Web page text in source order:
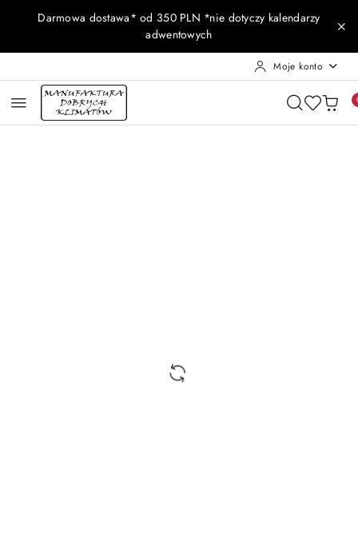
Przejdź do treści głównej
Przejdź do wyszukiwarki
Przejdź do moje konto
Przejdź do menu głównego
Przejdź do opisu produktu
Przejdź do stopki
Darmowa dostawa* od 350 PLN *nie dotyczy kalendarzy
adwentowych
Moje konto